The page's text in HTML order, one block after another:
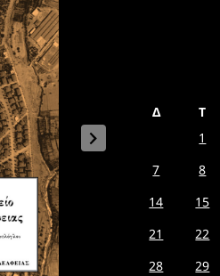
Δ Τ
1
7
8
14
15
21
22
28
29